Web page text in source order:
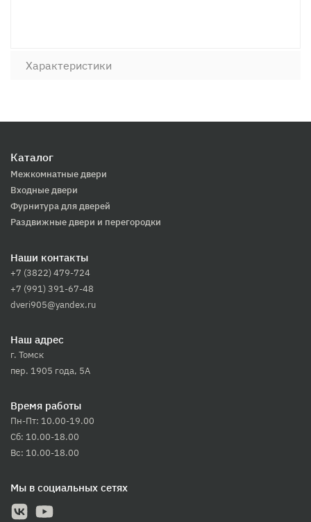
Характеристики
Каталог
Межкомнатные двери
Входные двери
Фурнитура для дверей
Раздвижные двери и перегородки
Наши контакты
+7 (3822) 479-724
+7 (991) 391-67-48
dveri905@yandex.ru
Наш адрес
г. Томск
пер. 1905 года, 5А
Время работы
Пн-Пт: 10.00-19.00
Сб: 10.00-18.00
Вс: 10.00-18.00
Мы в социальных сетях